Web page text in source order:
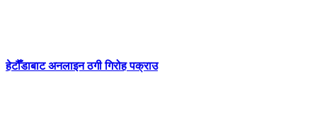
हेटौँडाबाट अनलाइन ठगी गिरोह पक्राउ